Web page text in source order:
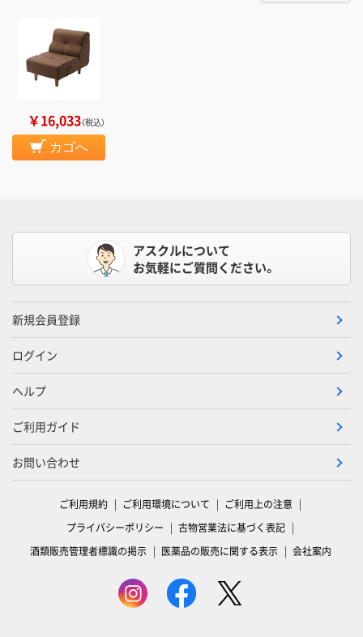
￥16,033（税込）
カゴへ
アスクルについて
お気軽にご質問ください。
新規会員登録
ログイン
ヘルプ
ご利用ガイド
お問い合わせ
ご利用規約 ご利用環境について
ご利用上の注意
プライバシーポリシー
古物営業法に基づく表記
酒類販売管理者標識の掲示
医薬品の販売に関する表示 会社案内